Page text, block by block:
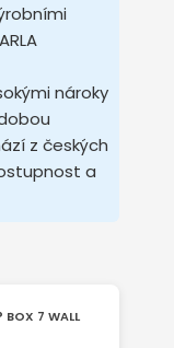
nároky
z českých
a
BOX 7 WALL